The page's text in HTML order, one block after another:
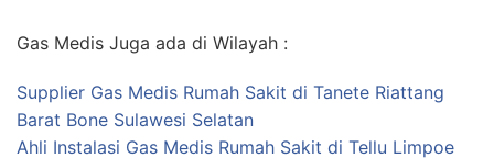
Gas Medis Juga ada di Wilayah :
Supplier Gas Medis Rumah Sakit di Tanete Riattang
Barat Bone Sulawesi Selatan
Ahli Instalasi Gas Medis Rumah Sakit di Tellu Limpoe